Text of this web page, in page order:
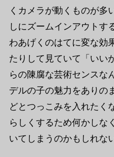
くカメラが動くものが多
しにズームインアウトす
わあげくのはてに変な効
たりして見ていて「いい
らの陳腐な芸術センスな
デルの子の魅力をありの
どとつっこみを入れたく
らしくするため何かしな
いてしまうのかもしれな